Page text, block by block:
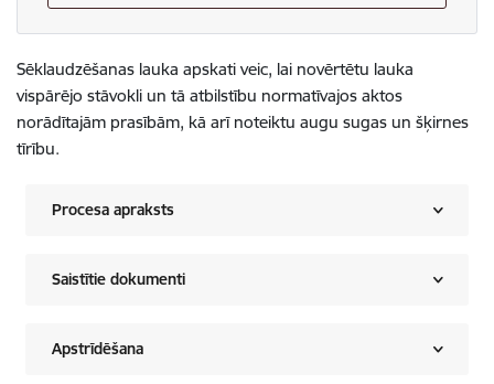
Sēklaudzēšanas lauka apskati veic, lai novērtētu lauka
vispārējo stāvokli un tā atbilstību normatīvajos aktos
norādītajām prasībām, kā arī noteiktu augu sugas un šķirnes
tīrību.
Procesa apraksts
Saistītie dokumenti
Apstrīdēšana